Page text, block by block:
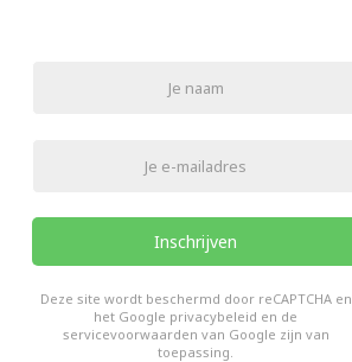
Inschrijven
reCHAPTCHA*
Deze site wordt beschermd door reCAPTCHA en
het Google privacybeleid en de
servicevoorwaarden van Google zijn van
toepassing.